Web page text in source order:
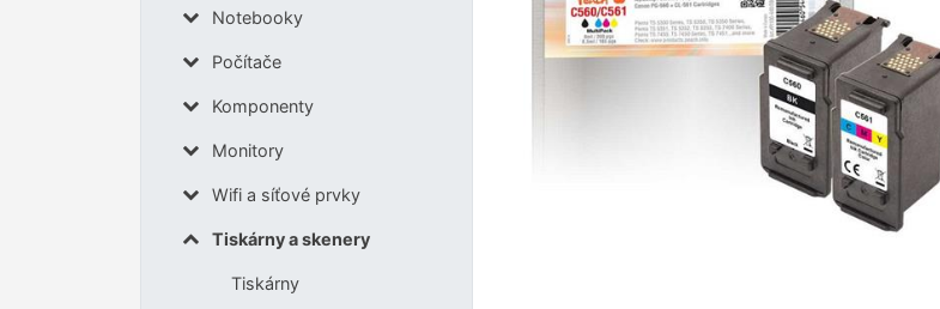
Notebooky
Počítače
Komponenty
Monitory
Wifi a síťové prvky
Tiskárny a skenery
Tiskárny